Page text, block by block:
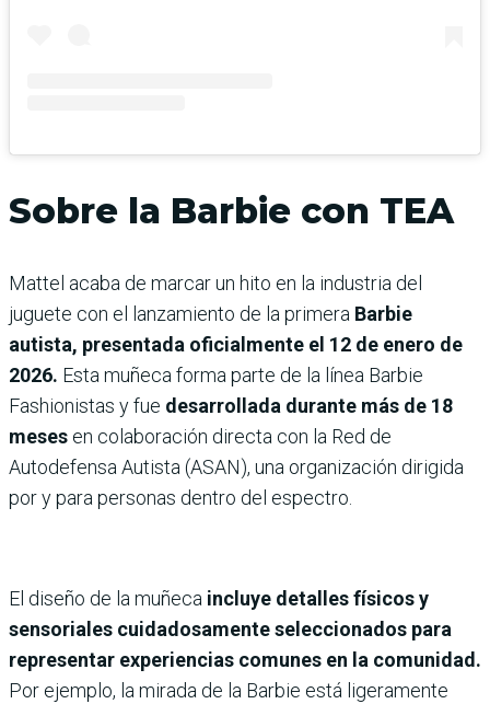
Sobre la Barbie con TEA
Mattel acaba de marcar un hito en la industria del
juguete con el lanzamiento de la primera Barbie
autista, presentada oficialmente el 12 de enero de
2026. Esta muñeca forma parte de la línea Barbie
Fashionistas y fue desarrollada durante más de 18
meses en colaboración directa con la Red de
Autodefensa Autista (ASAN), una organización dirigida
por y para personas dentro del espectro.
​El diseño de la muñeca incluye detalles físicos y
sensoriales cuidadosamente seleccionados para
representar experiencias comunes en la comunidad.
Por ejemplo, la mirada de la Barbie está ligeramente